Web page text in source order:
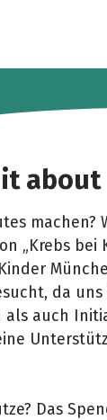
it about
machen?
„Krebs
da
als auch
Das